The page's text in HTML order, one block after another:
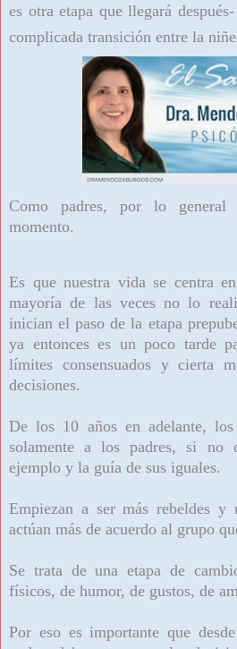
es otra etapa que llegará
complicada transición entre la
Como padres, por lo general
momento.
Es que nuestra vida se centra
mayoría de las veces no lo
inician el paso de la etapa
ya entonces es un poco tarde
límites consensuados y cierta
decisiones.
De los 10 años en adelante,
solamente a los padres, si no
ejemplo y la guía de sus iguales.
Empiezan a ser más rebeldes y
actúan más de acuerdo al grupo
Se trata de una etapa de
físicos, de humor, de gustos, de
Por eso es importante que